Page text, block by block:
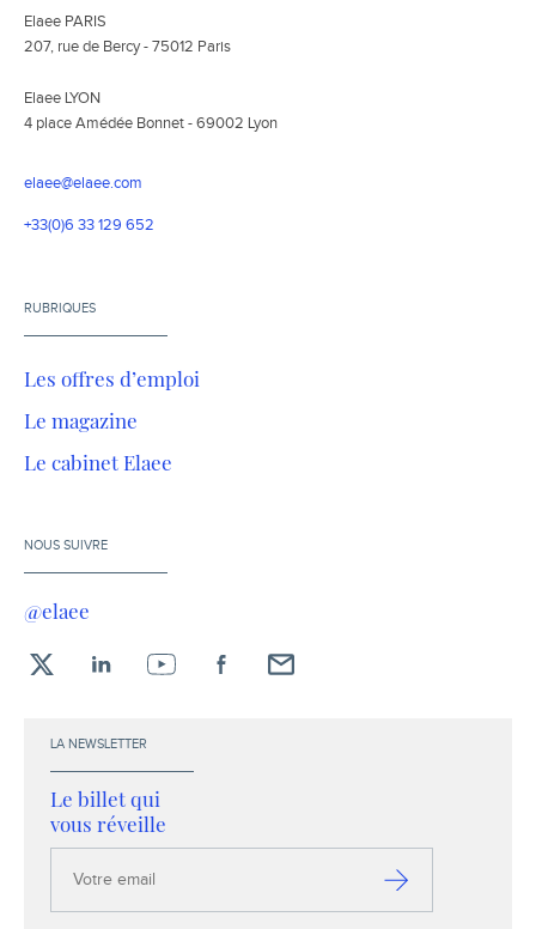
Elaee PARIS
207, rue de Bercy - 75012 Paris
Elaee LYON
4 place Amédée Bonnet - 69002 Lyon
elaee@elaee.com
+33(0)6 33 129 652
RUBRIQUES
Les offres d’emploi
Le magazine
Le cabinet Elaee
NOUS SUIVRE
@elaee
LA NEWSLETTER
Le billet qui
vous réveille
email
S’inscrire